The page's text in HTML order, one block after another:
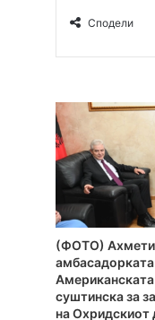
Сподели
(ФОТО) Ахмети
суштинска за
на Охридскиот